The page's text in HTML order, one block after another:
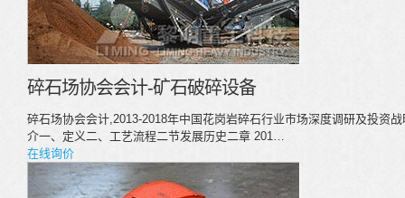
碎石场协会会计-矿石破碎设备
碎石场协会会计,2013-2018年中国花岗岩碎石行业市场深度调研及投资
介一、定义二、工艺流程二节发展历史二章 201…
在线询价